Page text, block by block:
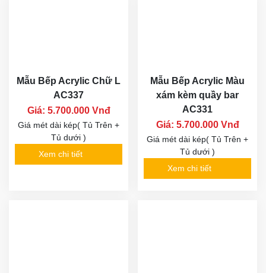
Mẫu Bếp Acrylic Chữ L
AC337
Giá: 5.700.000 Vnđ
Giá mét dài kép( Tủ Trên +
Tủ dưới )
Xem chi tiết
Mẫu Bếp Acrylic Màu
xám kèm quầy bar
AC331
Giá: 5.700.000 Vnđ
Giá mét dài kép( Tủ Trên +
Tủ dưới )
Xem chi tiết